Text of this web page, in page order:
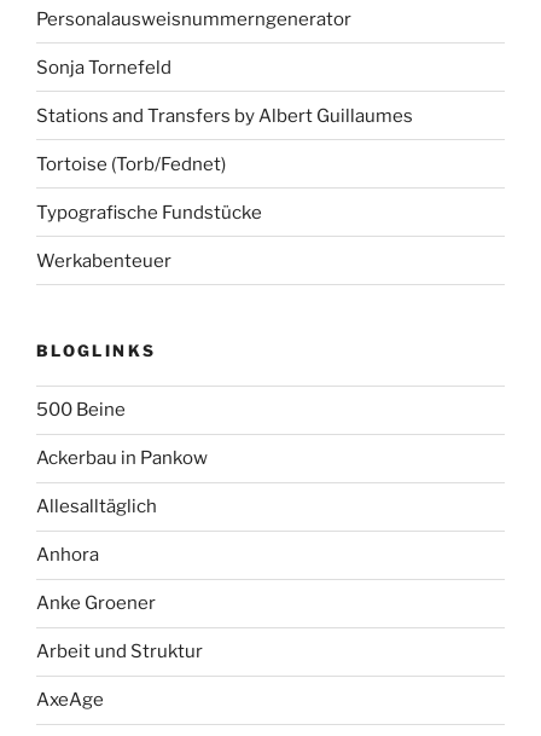
Personalausweisnummerngenerator
Sonja Tornefeld
Stations and Transfers by Albert Guillaumes
Tortoise (Torb/Fednet)
Typografische Fundstücke
Werkabenteuer
BLOGLINKS
500 Beine
Ackerbau in Pankow
Allesalltäglich
Anhora
Anke Groener
Arbeit und Struktur
AxeAge